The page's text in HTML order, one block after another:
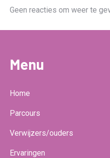
Geen reacties om weer te
Menu
Home
Parcours
Verwijzers/ouders
Ervaringen